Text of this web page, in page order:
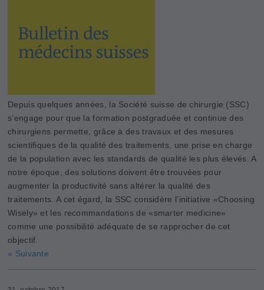
Depuis quelques années, la Société suisse de chirurgie (SSC)
s’engage pour que la formation postgraduée et continue des
chirurgiens permette, grâce à des travaux et des mesures
scientifiques de la qualité des traitements, une prise en charge
de la population avec les standards de qualité les plus élevés. A
notre époque, des solutions doivent être trouvées pour
augmenter la productivité sans altérer la qualité des
traitements. A cet égard, la SSC considère l’initiative «Choosing
­Wisely» et les recommandations de «smarter medicine»
comme une possibilité adéquate de se rapprocher de cet
objectif.
» Suivante